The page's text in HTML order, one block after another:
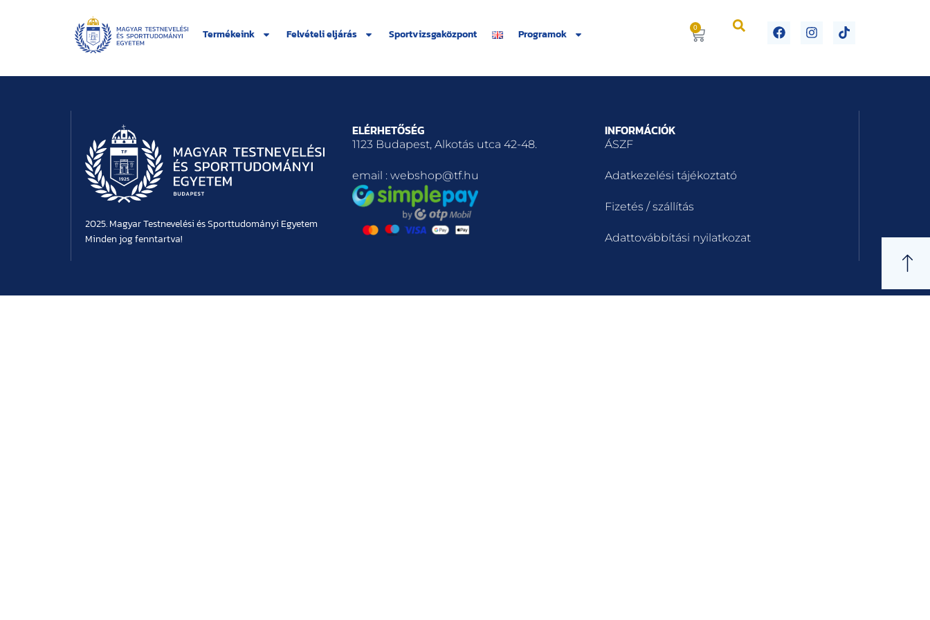
Termékeink Felvételi eljárás Sportvizsgaközpont Programok 0
2025. Magyar Testnevelési és Sporttudományi Egyetem
Minden jog fenntartva!
ELÉRHETŐSÉG
1123 Budapest, Alkotás utca 42-48.
email : webshop@tf.hu
INFORMÁCIÓK
ÁSZF
Adatkezelési tájékoztató
Fizetés / szállítás
Adattovábbítási nyilatkozat